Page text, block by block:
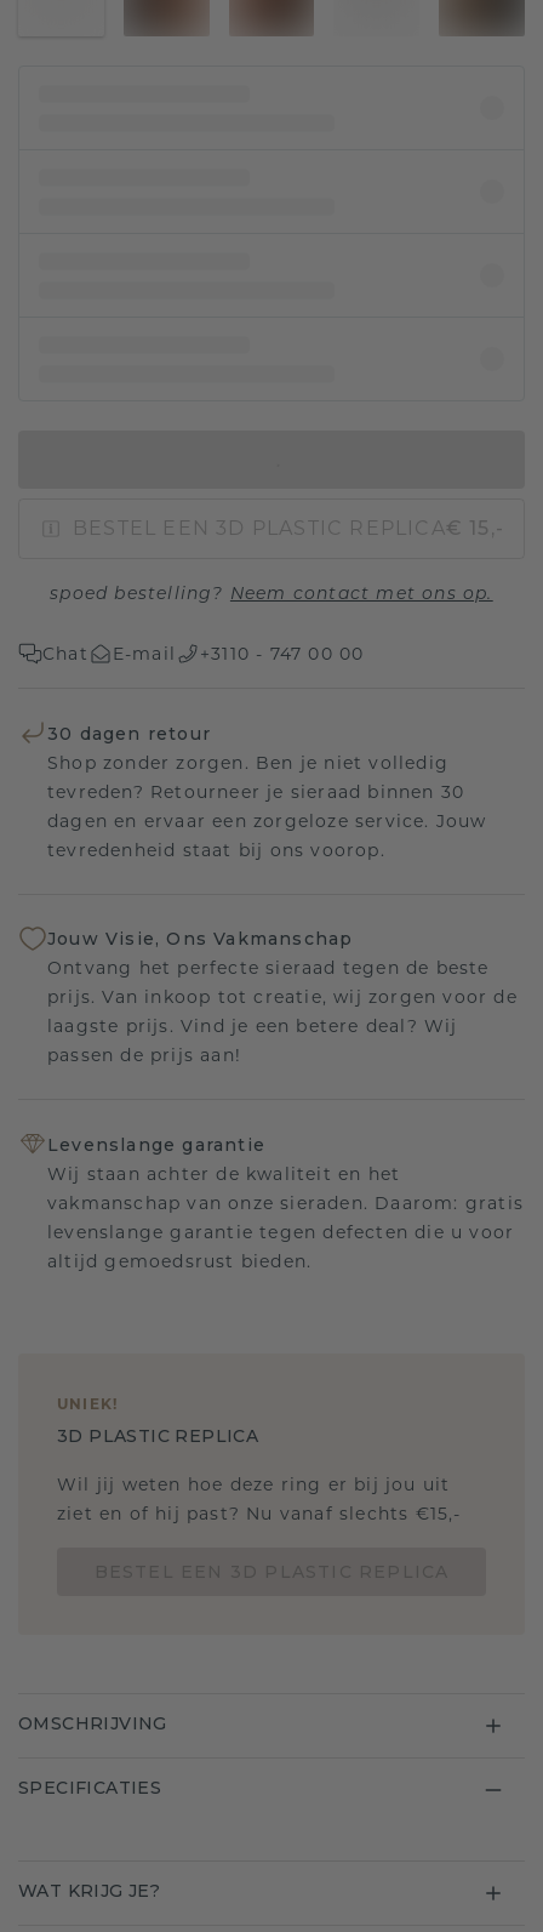
BESTEL EEN 3D PLASTIC REPLICA€ 15,-
spoed bestelling? Neem contact met ons op.
Chat E-mail +3110 - 747 00 00
30 dagen retour
Shop zonder zorgen. Ben je niet volledig
tevreden? Retourneer je sieraad binnen 30
dagen en ervaar een zorgeloze service. Jouw
tevredenheid staat bij ons voorop.
Jouw Visie, Ons Vakmanschap
Ontvang het perfecte sieraad tegen de beste
prijs. Van inkoop tot creatie, wij zorgen voor de
laagste prijs. Vind je een betere deal? Wij
passen de prijs aan!
Levenslange garantie
Wij staan achter de kwaliteit en het
vakmanschap van onze sieraden. Daarom: gratis
levenslange garantie tegen defecten die u voor
altijd gemoedsrust bieden.
UNIEK!
3D PLASTIC REPLICA
Wil jij weten hoe deze ring er bij jou uit
ziet en of hij past? Nu vanaf slechts €15,-
OMSCHRIJVING
SPECIFICATIES
WAT KRIJG JE?